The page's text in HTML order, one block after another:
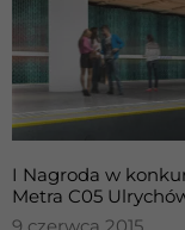
I Nagroda w
Metra C05